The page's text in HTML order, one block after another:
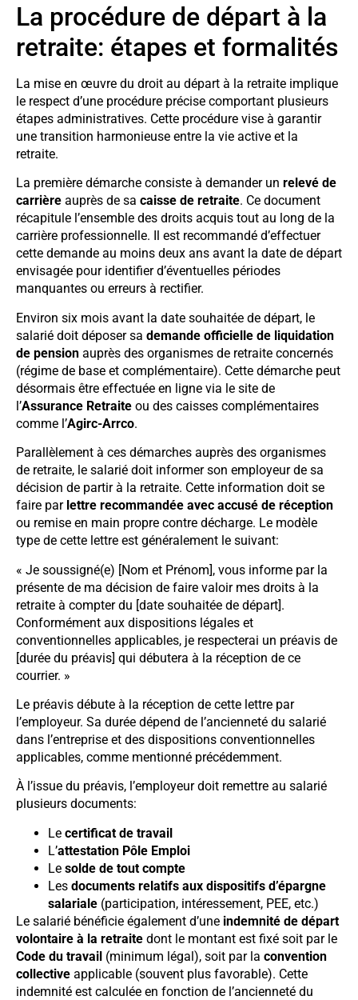
La procédure de départ à la
retraite: étapes et formalités
La mise en œuvre du droit au départ à la retraite implique
le respect d’une procédure précise comportant plusieurs
étapes administratives. Cette procédure vise à garantir
une transition harmonieuse entre la vie active et la
retraite.
La première démarche consiste à demander un relevé de
carrière auprès de sa caisse de retraite. Ce document
récapitule l’ensemble des droits acquis tout au long de la
carrière professionnelle. Il est recommandé d’effectuer
cette demande au moins deux ans avant la date de départ
envisagée pour identifier d’éventuelles périodes
manquantes ou erreurs à rectifier.
Environ six mois avant la date souhaitée de départ, le
salarié doit déposer sa demande officielle de liquidation
de pension auprès des organismes de retraite concernés
(régime de base et complémentaire). Cette démarche peut
désormais être effectuée en ligne via le site de
l’Assurance Retraite ou des caisses complémentaires
comme l’Agirc-Arrco.
Parallèlement à ces démarches auprès des organismes
de retraite, le salarié doit informer son employeur de sa
décision de partir à la retraite. Cette information doit se
faire par lettre recommandée avec accusé de réception
ou remise en main propre contre décharge. Le modèle
type de cette lettre est généralement le suivant:
« Je soussigné(e) [Nom et Prénom], vous informe par la
présente de ma décision de faire valoir mes droits à la
retraite à compter du [date souhaitée de départ].
Conformément aux dispositions légales et
conventionnelles applicables, je respecterai un préavis de
[durée du préavis] qui débutera à la réception de ce
courrier. »
Le préavis débute à la réception de cette lettre par
l’employeur. Sa durée dépend de l’ancienneté du salarié
dans l’entreprise et des dispositions conventionnelles
applicables, comme mentionné précédemment.
À l’issue du préavis, l’employeur doit remettre au salarié
plusieurs documents:
Le certificat de travail
L’attestation Pôle Emploi
Le solde de tout compte
Les documents relatifs aux dispositifs d’épargne
salariale (participation, intéressement, PEE, etc.)
Le salarié bénéficie également d’une indemnité de départ
volontaire à la retraite dont le montant est fixé soit par le
Code du travail (minimum légal), soit par la convention
collective applicable (souvent plus favorable). Cette
indemnité est calculée en fonction de l’ancienneté du